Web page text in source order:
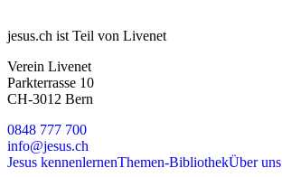
jesus.ch ist Teil von Livenet
Verein Livenet
Parkterrasse 10
CH-3012 Bern
0848 777 700
info@jesus.ch
Jesus kennenlernenThemen-BibliothekÜber uns